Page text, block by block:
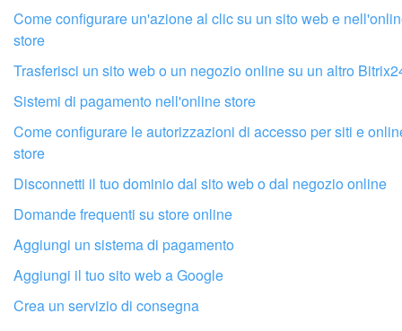
Fai configurare il tuo Bitrix24 a un
professionista locale
Come configurare un'azione al clic su un sito web e
store
Trasferisci un sito web o un negozio online su un altro
Sistemi di pagamento nell'online store
Come configurare le autorizzazioni di accesso per siti e
store
Disconnetti il ​​tuo dominio dal sito web o dal negozio online
Domande frequenti su store online
Aggiungi un sistema di pagamento
Aggiungi il tuo sito web a Google
Crea un servizio di consegna